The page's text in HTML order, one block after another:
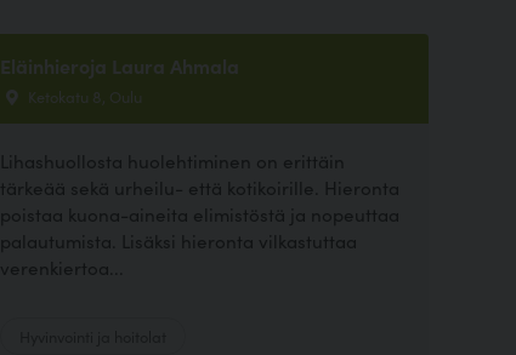
Eläinhieroja Laura Ahmala
Ketokatu 8, Oulu
Lihashuollosta huolehtiminen on erittäin
tärkeää sekä urheilu- että kotikoirille. Hieronta
poistaa kuona-aineita elimistöstä ja nopeuttaa
palautumista. Lisäksi hieronta vilkastuttaa
verenkiertoa...